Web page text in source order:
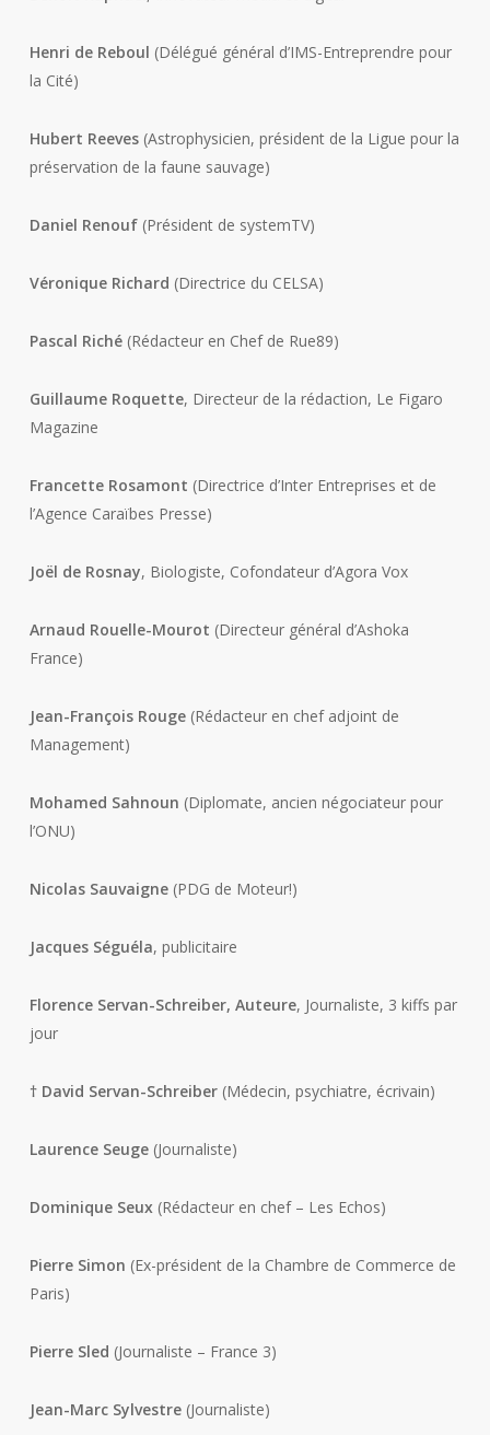
Henri de Reboul (Délégué général d’IMS-Entreprendre pour
la Cité)
Hubert Reeves(Astrophysicien, président de la Ligue pour la
préservation de la faune sauvage)
Daniel Renouf(Président de systemTV)
Véronique Richard (Directrice du CELSA)
Pascal Riché(Rédacteur en Chef de Rue89)
Guillaume Roquette, Directeur de la rédaction, Le Figaro
Magazine
Francette Rosamont (Directrice d’Inter Entreprises et de
l’Agence Caraïbes Presse)
Joël de Rosnay, Biologiste, Cofondateur d’Agora Vox
Arnaud Rouelle-Mourot (Directeur général d’Ashoka
France)
Jean-François Rouge(Rédacteur en chef adjoint de
Management)
Mohamed Sahnoun (Diplomate, ancien négociateur pour
l’ONU)
Nicolas Sauvaigne(PDG de Moteur!)
Jacques Séguéla, publicitaire
Florence Servan-Schreiber, Auteure, Journaliste, 3 kiffs par
jour
† David Servan-Schreiber (Médecin, psychiatre, écrivain)
Laurence Seuge(Journaliste)
Dominique Seux (Rédacteur en chef – Les Echos)
Pierre Simon (Ex-président de la Chambre de Commerce de
Paris)
Pierre Sled (Journaliste – France 3)
Jean-Marc Sylvestre(Journaliste)